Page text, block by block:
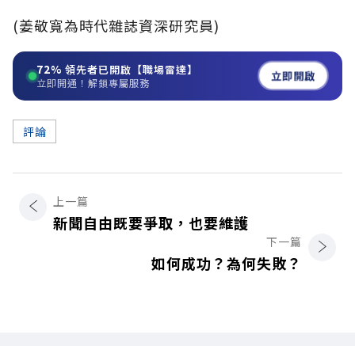
(姜敬寬為時代雜誌資深研究員)
72% 領先者已開啟【職場雷達】
立即開通！解鎖專屬服務 立即開啟
評論
上一篇
新聞自由既要爭取，也要維護
下一篇
如何成功？為何失敗？